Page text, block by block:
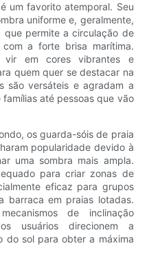
um favorito atemporal. Seu
uniforme e, geralmente,
que permite a circulação de
a forte brisa marítima.
vir em cores vibrantes e
quem quer se destacar na
são versáteis e agradam a
até pessoas que vão
os guarda-sóis de praia
popularidade devido à
uma sombra mais ampla.
para criar zonas de
eficaz para grupos
barraca em praias lotadas.
de inclinação
usuários direcionem a
do sol para obter a máxima